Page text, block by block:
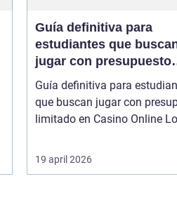
Guía definitiva para
estudiantes que
jugar con presupuesto
limitado en Casino
Guía definitiva para
que buscan jugar con
limitado
19 april 2026